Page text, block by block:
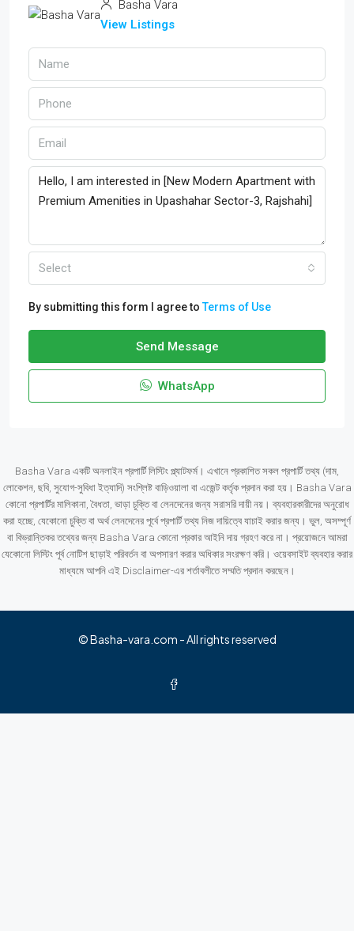
Basha Vara
View Listings
Select
By submitting this form I agree toTerms of Use
Send Message
WhatsApp
Basha Vara একটি অনলাইন প্রপার্টি লিস্টিং প্ল্যাটফর্ম। এখানে প্রকাশিত সকল প্রপার্টি তথ্য (দাম,
লোকেশন, ছবি, সুযোগ-সুবিধা ইত্যাদি) সংশ্লিষ্ট বাড়িওয়ালা বা এজেন্ট কর্তৃক প্রদান করা হয়। Basha Vara
কোনো প্রপার্টির মালিকানা, বৈধতা, ভাড়া চুক্তি বা লেনদেনের জন্য সরাসরি দায়ী নয়। ব্যবহারকারীদের অনুরোধ
করা হচ্ছে, যেকোনো চুক্তি বা অর্থ লেনদেনের পূর্বে প্রপার্টি তথ্য নিজ দায়িত্বে যাচাই করার জন্য। ভুল, অসম্পূর্ণ
বা বিভ্রান্তিকর তথ্যের জন্য Basha Vara কোনো প্রকার আইনি দায় গ্রহণ করে না। প্রয়োজনে আমরা
যেকোনো লিস্টিং পূর্ব নোটিশ ছাড়াই পরিবর্তন বা অপসারণ করার অধিকার সংরক্ষণ করি। ওয়েবসাইট ব্যবহার করার
মাধ্যমে আপনি এই Disclaimer-এর শর্তাবলীতে সম্মতি প্রদান করছেন।
© Basha-vara.com - All rights reserved